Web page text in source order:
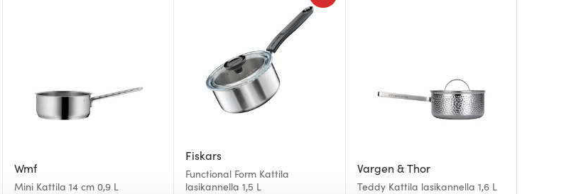
Wmf
Mini Kattila 14 cm 0,9 L
Fiskars
Functional Form Kattila
lasikannella 1,5 L
Vargen & Thor
Teddy Kattila lasikannella 1,6 L